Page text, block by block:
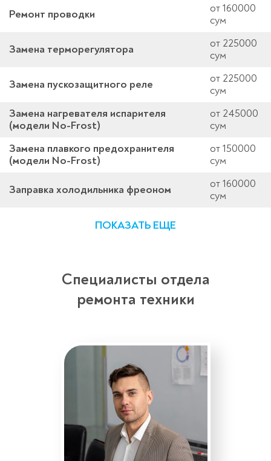
Ремонт проводки
от 160000
сум
Замена терморегулятора
от 225000
сум
Замена пускозащитного реле
от 225000
сум
Замена нагревателя испарителя
(модели No-Frost)
от 245000
сум
Замена плавкого предохранителя
(модели No-Frost)
от 150000
сум
Заправка холодильника фреоном
от 160000
сум
ПОКАЗАТЬ ЕЩЕ
Специалисты отдела
ремонта техники